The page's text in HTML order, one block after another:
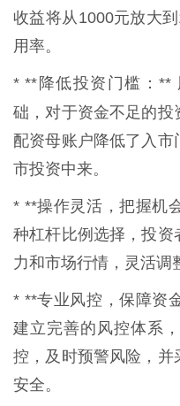
收益将从1000元放大
用率。
* **降低投资门槛：**
础，对于资金不足的投
配资母账户降低了入
市投资中来。
* **操作灵活，把握机
种杠杆比例选择，投
力和市场行情，灵活调
* **专业风控，保障资
建立完善的风控体系
控，及时预警风险，并
安全。